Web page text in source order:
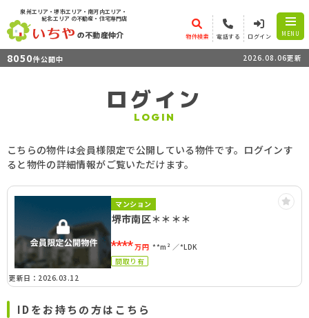
泉州エリア・堺市エリア・南河内エリア・
紀北エリア の不動産・住宅専門店
の不動産仲介 物件検索 電話する ログイン MENU
8050件公開中 2026.08.06更新
ログイン
LOGIN
こちらの物件は会員様限定で公開している物件です。ログインす
ると物件の詳細情報がご覧いただけます。
マンション
堺市南区＊＊＊＊
****万円 **m²
*LDK
間取り有
更新日：2026.03.12
IDをお持ちの方はこちら